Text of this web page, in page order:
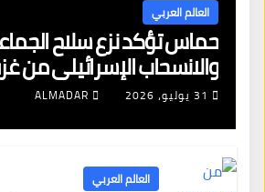
العالم العربي
حماس تؤكد نزع سلاح
والانسحاب الإسرائيلي من
31 يوليو، 2026 ALMADAR
العالم العربي